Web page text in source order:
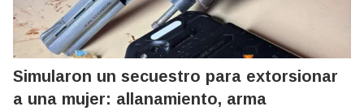
Simularon un secuestro para extorsionar
a una mujer: allanamiento, arma